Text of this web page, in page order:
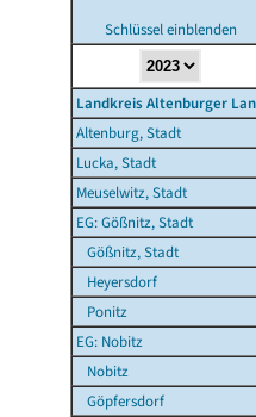
Schlüssel einblenden
Landkreis Altenburger
Altenburg, Stadt
Lucka, Stadt
Meuselwitz, Stadt
EG: Gößnitz, Stadt
Gößnitz, Stadt
Heyersdorf
Ponitz
EG: Nobitz
Nobitz
Göpfersdorf